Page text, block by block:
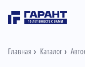
Главная Каталог